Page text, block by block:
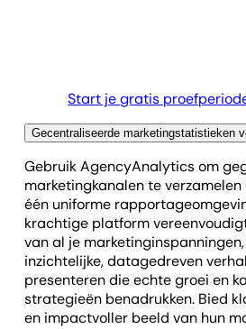
Start je gratis
Gecentraliseerde marketingstatistieken
Gebruik AgencyAnalytics om
marketingkanalen te
één uniforme
krachtige platform
van al je
inzichtelijke, datagedreven
presenteren die echte groei en
strategieën benadrukken. Bied
en impactvoller beeld van hun